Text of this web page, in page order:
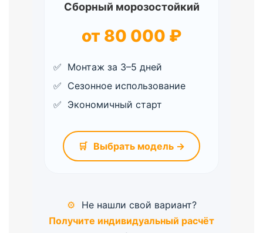
Сборный морозостойкий
от 80 000 ₽
Монтаж за 3–5 дней
Сезонное использование
Экономичный старт
🛒 Выбрать модель →
⚙️
Не нашли свой вариант?
Получите индивидуальный расчёт